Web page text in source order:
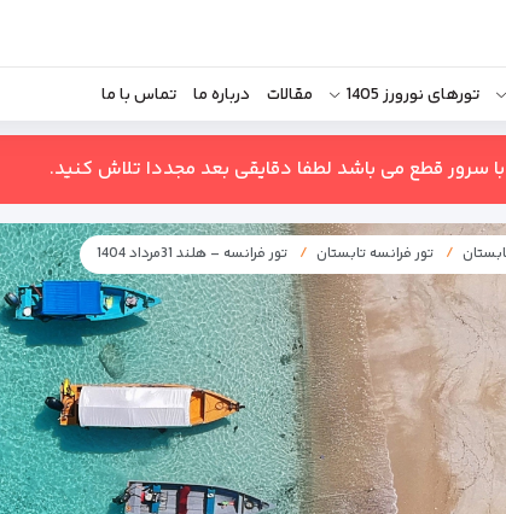
تورهای نورورز 1405 مقالات درباره ما تماس با ما
با سرور قطع می باشد لطفا دقایقی بعد مجددا تلاش کنید.
تور فرانسه تابستان تور فرانسه – هلند 31مرداد 1404